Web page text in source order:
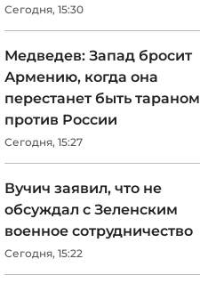
Сегодня, 15:30
Медведев: Запад бросит
Армению, когда она
перестанет быть тараном
против России
Сегодня, 15:27
Вучич заявил, что не
обсуждал с Зеленским
военное сотрудничество
Сегодня, 15:22